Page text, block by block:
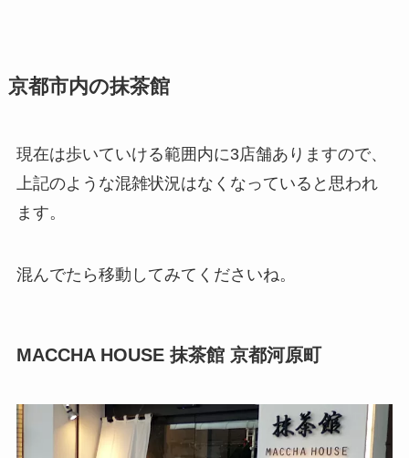
京都市内の抹茶館
現在は歩いていける範囲内に3店舗ありますので、
上記のような混雑状況はなくなっていると思われ
ます。
混んでたら移動してみてくださいね。
MACCHA HOUSE 抹茶館 京都河原町